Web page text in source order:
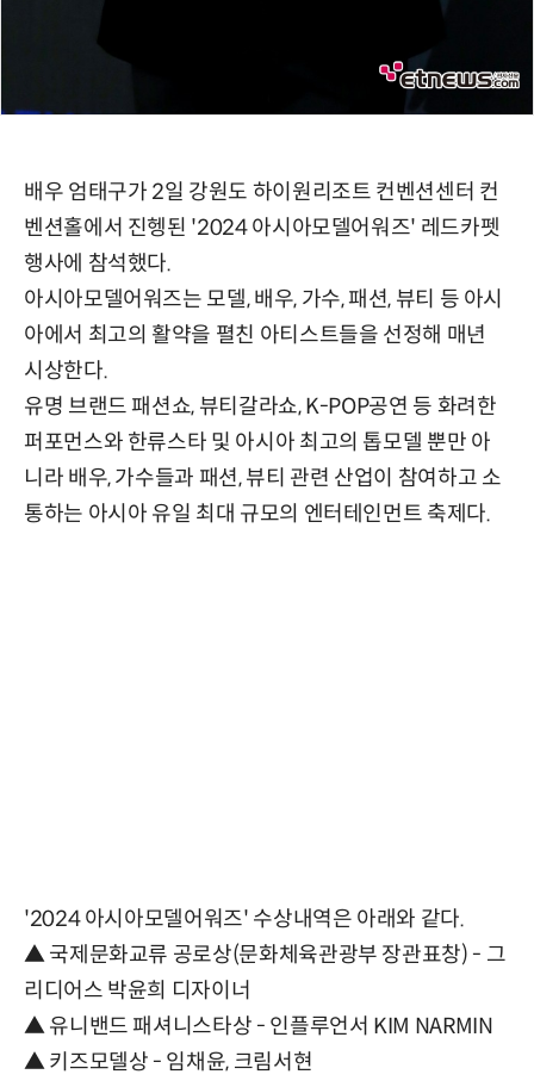
배우 엄태구가 2일 강원도 하이원리조트 컨벤션센터 컨
벤션홀에서 진헹된 '2024 아시아모델어워즈' 레드카펫
행사에 참석했다.
아시아모델어워즈는 모델, 배우, 가수, 패션, 뷰티 등 아시
아에서 최고의 활약을 펼친 아티스트들을 선정해 매년
시상한다.
유명 브랜드 패션쇼, 뷰티갈라쇼, K-POP공연 등 화려한
퍼포먼스와 한류스타 및 아시아 최고의 톱모델 뿐만 아
니라 배우, 가수들과 패션, 뷰티 관련 산업이 참여하고 소
통하는 아시아 유일 최대 규모의 엔터테인먼트 축제다.
'2024 아시아모델어워즈' 수상내역은 아래와 같다.
▲ 국제문화교류 공로상(문화체육관광부 장관표창) - 그
리디어스 박윤희 디자이너
▲ 유니밴드 패셔니스타상 - 인플루언서 KIM NARMIN
▲ 키즈모델상 - 임채윤, 크림서현